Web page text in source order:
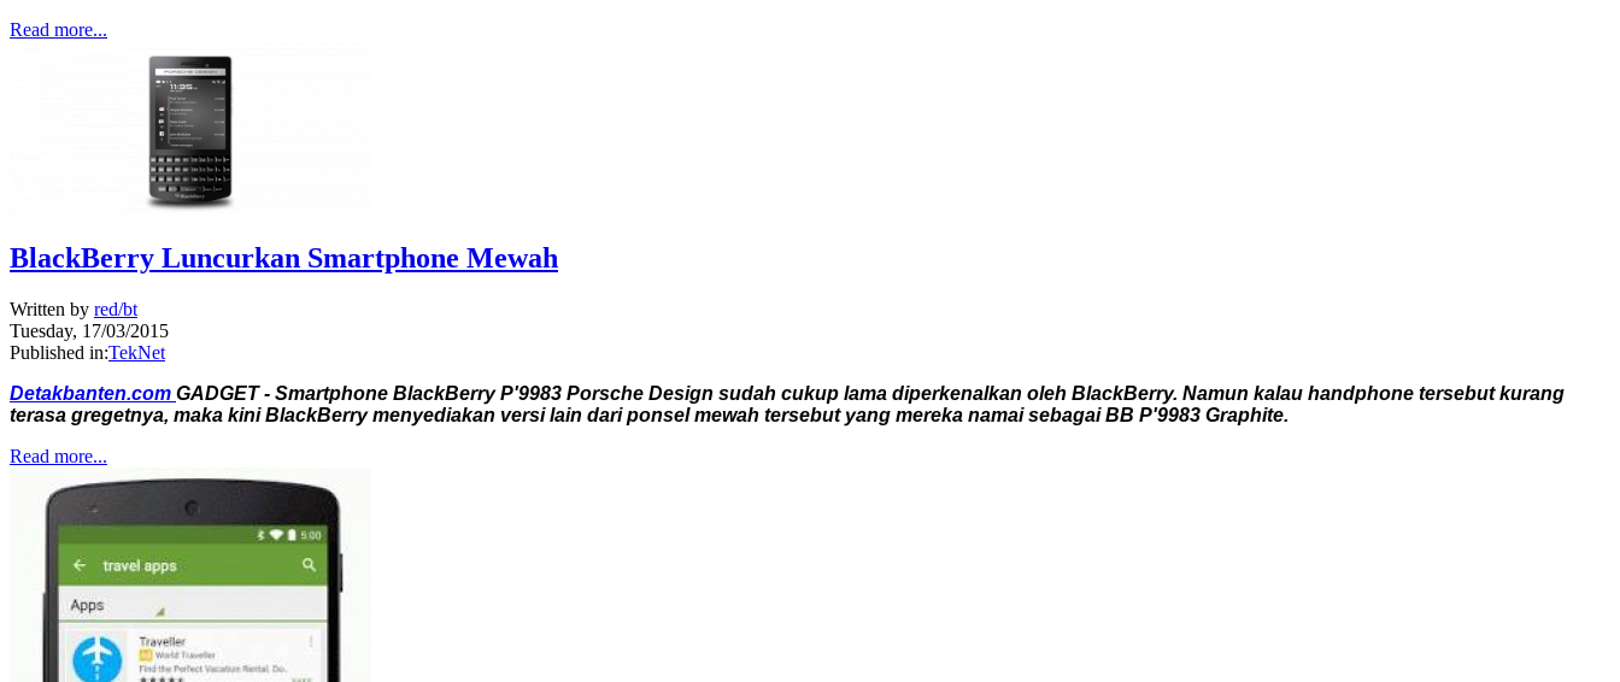
Read more...
BlackBerry Luncurkan Smartphone Mewah
Written by red/bt
Tuesday, 17/03/2015
Published in:TekNet
Detakbanten.com GADGET - Smartphone BlackBerry P'9983 Porsche Design sudah cukup lama diperkenalkan oleh BlackBerry. Namun kalau handphone tersebut kurang
terasa gregetnya, maka kini BlackBerry menyediakan versi lain dari ponsel mewah tersebut yang mereka namai sebagai BB P'9983 Graphite.
Read more...